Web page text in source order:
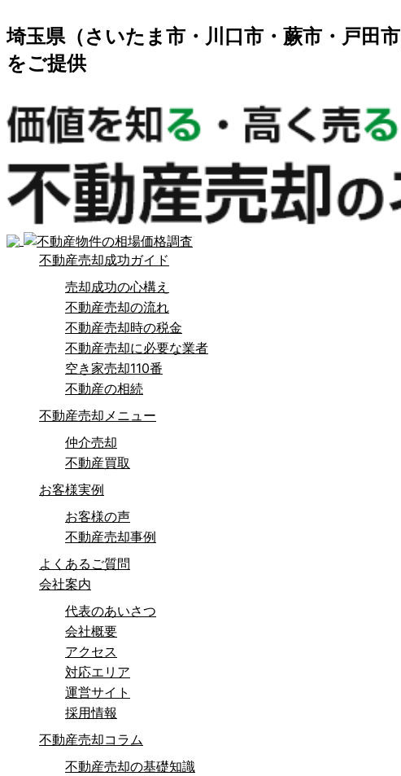
埼玉県（さいたま市・川口市・蕨市・戸田
をご提供
不動産売却成功ガイド
売却成功の心構え
不動産売却の流れ
不動産売却時の税金
不動産売却に必要な業者
空き家売却110番
不動産の相続
不動産売却メニュー
仲介売却
不動産買取
お客様実例
お客様の声
不動産売却事例
よくあるご質問
会社案内
代表のあいさつ
会社概要
アクセス
対応エリア
運営サイト
採用情報
不動産売却コラム
不動産売却の基礎知識